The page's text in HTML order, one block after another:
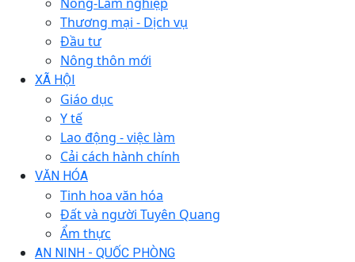
Thương mại - Dịch vụ
Đầu tư
Nông thôn mới
XÃ HỘI
Giáo dục
Y tế
Lao động - việc làm
Cải cách hành chính
VĂN HÓA
Tinh hoa văn hóa
Đất và người Tuyên Quang
Ẩm thực
AN NINH - QUỐC PHÒNG